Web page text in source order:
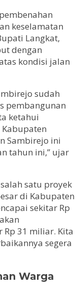
keselamatan
Langkat,
dengan
kondisi jalan
sudah
pembangunan
ketahui
Sambirejo ini
tahun ini,” ujar
satu proyek
di Kabupaten
sekitar Rp
Rp 31 miliar. Kita
segera
Warga